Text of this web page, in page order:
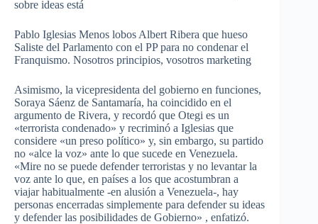
sobre ideas está
Pablo Iglesias Menos lobos Albert Ribera que hueso
Saliste del Parlamento con el PP para no condenar el
Franquismo. Nosotros principios, vosotros marketing
Asimismo, la vicepresidenta del gobierno en funciones,
Soraya Sáenz de Santamaría, ha coincidido en el
argumento de Rivera, y recordó que Otegi es un
«terrorista condenado» y recriminó a Iglesias que
considere «un preso político» y, sin embargo, su partido
no «alce la voz» ante lo que sucede en Venezuela.
«Mire no se puede defender terroristas y no levantar la
voz ante lo que, en países a los que acostumbran a
viajar habitualmente -en alusión a Venezuela-, hay
personas encerradas simplemente para defender su ideas
y defender las posibilidades de Gobierno» , enfatizó.